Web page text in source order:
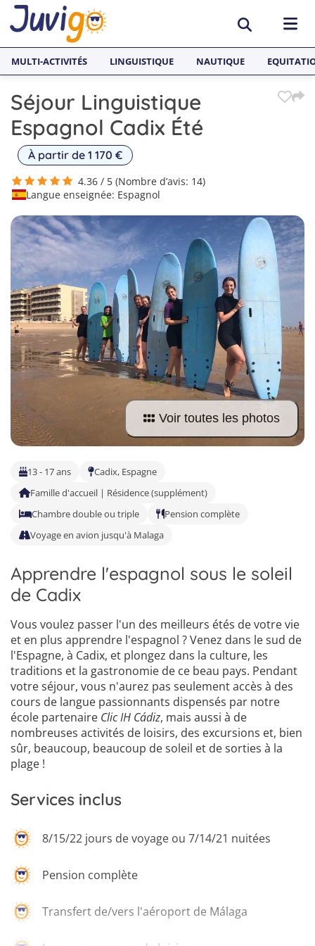
ACTIVITÉS
Surf
Multi-activités
Sports nautiques
Skateboard
Snowboard
PAYS
Espagne
France
Malte
Angleterre
Allemagne
SÉJOURS LINGUISTIQUES
Anglais
Néerlandais
Espagnol
Allemand
MULTI-ACTIVITÉS LINGUISTIQUE NAUTIQUE
Séjour Linguistique
Espagnol Cadix Été
À partir de 1 170 €
4.36 / 5 (Nombre d’avis: 14)
Langue enseignée: Espagnol
Voir toutes les photos
13 - 17 ans
Cadix, Espagne
Famille d'accueil | Résidence (supplément)
Chambre double ou triple
Pension complète
Voyage en avion jusqu'à Malaga
Apprendre l'espagnol sous le soleil
de Cadix
Vous voulez passer l'un des meilleurs étés de votre vie
et en plus apprendre l'espagnol ? Venez dans le sud de
l'Espagne, à Cadix, et plongez dans la culture, les
traditions et la gastronomie de ce beau pays. Pendant
votre séjour, vous n'aurez pas seulement accès à des
cours de langue passionnants dispensés par notre
école partenaire Clic IH Cádiz, mais aussi à de
nombreuses activités de loisirs, des excursions et, bien
sûr, beaucoup, beaucoup de soleil et de sorties à la
plage !
Services inclus
8/15/22 jours de voyage ou 7/14/21 nuitées
Pension complète
Transfert de/vers l'aéroport de Málaga